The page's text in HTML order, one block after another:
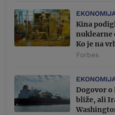
Kina
nuklearne
Ko je na
Forbes
Dogovor o
bliže, ali